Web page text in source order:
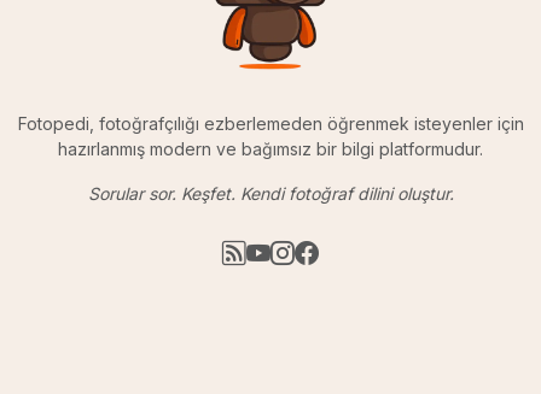
Fotopedi, fotoğrafçılığı ezberlemeden öğrenmek isteyenler için
hazırlanmış modern ve bağımsız bir bilgi platformudur.
Sorular sor. Keşfet. Kendi fotoğraf dilini oluştur.